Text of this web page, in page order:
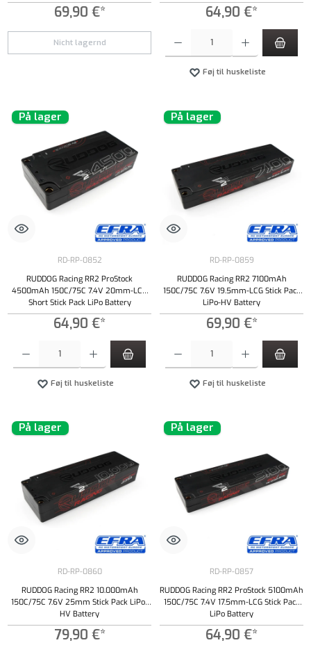
69,90 €*
Nicht lagernd
64,90 €*
Føj til huskeliste
På lager
RD-RP-0852
RUDDOG Racing RR2 ProStock
4500mAh 150C/75C 7.4V 20mm-LCG
Short Stick Pack LiPo Battery
64,90 €*
Føj til huskeliste
På lager
RD-RP-0859
RUDDOG Racing RR2 7100mAh
150C/75C 7.6V 19.5mm-LCG Stick Pack
LiPo-HV Battery
69,90 €*
Føj til huskeliste
På lager
RD-RP-0860
RUDDOG Racing RR2 10.000mAh
150C/75C 7.6V 25mm Stick Pack LiPo-
HV Battery
79,90 €*
På lager
RD-RP-0857
RUDDOG Racing RR2 ProStock 5100mAh
150C/75C 7.4V 17.5mm-LCG Stick Pack
LiPo Battery
64,90 €*